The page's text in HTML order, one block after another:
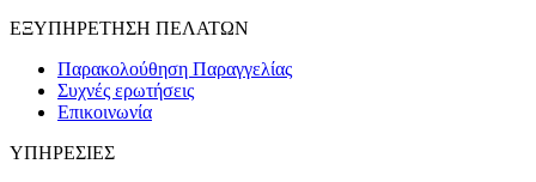
ΕΞΥΠΗΡΕΤΗΣΗ ΠΕΛΑΤΩΝ
Παρακολούθηση Παραγγελίας
Συχνές ερωτήσεις
Επικοινωνία
ΥΠΗΡΕΣΙΕΣ